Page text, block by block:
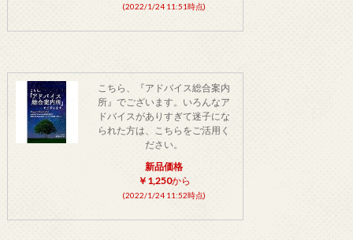
(2022/1/24 11:51時点)
こちら、『アドバイス総合案内
所』でございます。いろんなア
ドバイスがありすぎて迷子にな
られた方は、こちらをご活用く
ださい。
新品価格
￥1,250から
(2022/1/24 11:52時点)